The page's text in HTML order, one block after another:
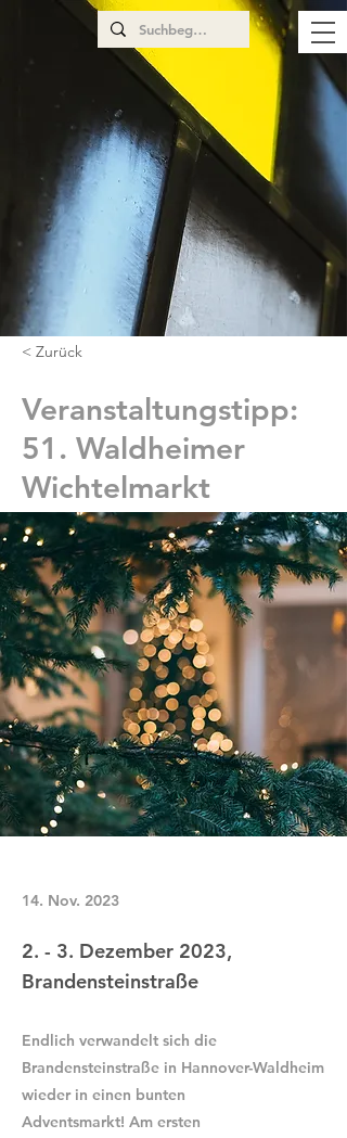
< Zurück
Veranstaltungstipp:
51. Waldheimer
Wichtelmarkt
14. Nov. 2023
2. - 3. Dezember 2023,
Brandensteinstraße
Endlich verwandelt sich die
Brandensteinstraße in Hannover-Waldheim
wieder in einen bunten
Adventsmarkt! Am ersten